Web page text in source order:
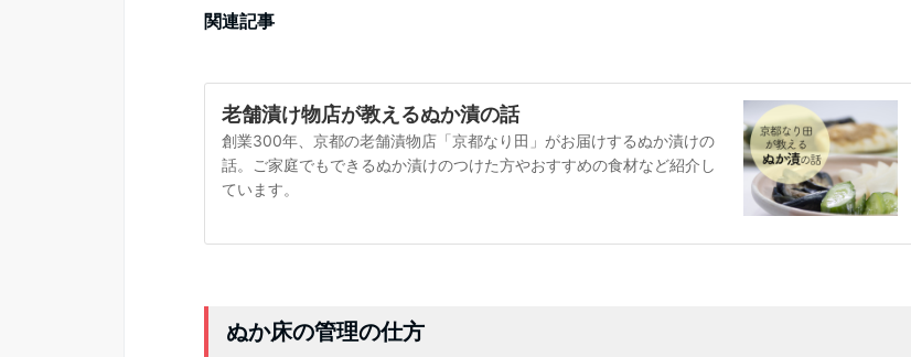
関連記事
老舗漬け物店が教えるぬか漬の話
創業300年、京都の老舗漬物店「京都なり田」がお届けするぬか漬けの
話。ご家庭でもできるぬか漬けのつけた方やおすすめの食材など紹介し
ています。
ぬか床の管理の仕方